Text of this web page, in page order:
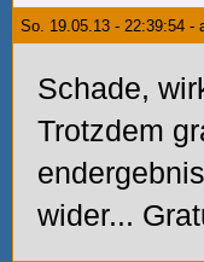
So. 19.05.13 - 22:39:54 -
Schade,
Trotzdem
wider...